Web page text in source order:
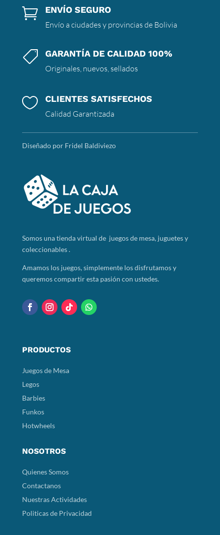
 ENVÍO SEGURO
Envío a ciudades y provincias de Bolivia
 GARANTÍA DE CALIDAD 100%
Originales, nuevos, sellados
 CLIENTES SATISFECHOS
Calidad Garantizada
Diseñado por Fridel Baldiviezo
Somosuna tienda virtual de juegos de mesa, juguetes y
coleccionables .
Amamos los juegos, simplemente los disfrutamos y
queremos compartir esta pasión con ustedes.
PRODUCTOS
Juegos de Mesa
Legos
Barbies
Funkos
Hotwheels
NOSOTROS
Quienes Somos
Contactanos
Nuestras Actividades
Politicas de Privacidad